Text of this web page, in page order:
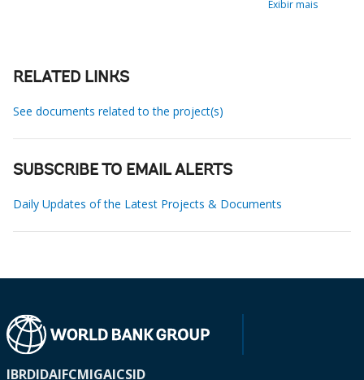
Exibir mais
RELATED LINKS
See documents related to the project(s)
SUBSCRIBE TO EMAIL ALERTS
Daily Updates of the Latest Projects & Documents
IBRDIDAIFCMIGAICSID